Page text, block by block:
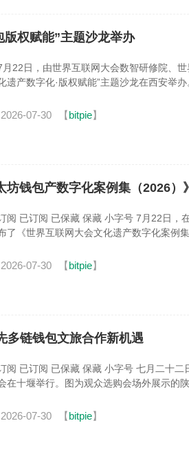
版权赋能”主题沙龙举办
月22日，由世界互联网大会数智研修院、
遗产数字化·版权赋能”主题沙龙在西安举
2026-07-30 【bitpie】
坊钱包产数字化案例集（2026）
阅 已订阅 已保藏 保藏 小字号 7月22日，
了《世界互联网大会文化遗产数字化案例
2026-07-30 【bitpie】
多链钱包文旅合作新机遇
阅 已订阅 已保藏 保藏 小字号 七月二十二
在十堰举行。图为观众选购会场外展示的
2026-07-30 【bitpie】